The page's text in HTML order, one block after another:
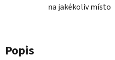
na jakékoliv místo
Popis